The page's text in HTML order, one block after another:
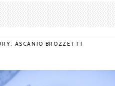
ASCANIO BROZZETTI